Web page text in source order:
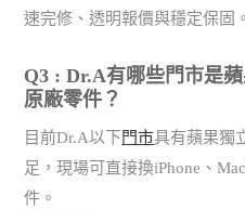
速完修、透明報價與穩定保固。
Q3 : Dr.A有哪些門市是
原廠零件？
目前Dr.A以下 門市具有蘋果獨
足，現場可直接換iPhone、
件。